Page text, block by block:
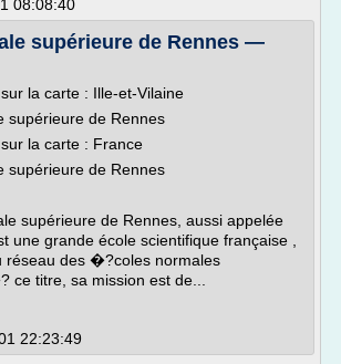
08:08:40
supérieure de Rennes —
la carte : Ille-et-Vilaine
de Rennes
la carte : France
de Rennes
supérieure de Rennes, aussi appelée
une grande école scientifique française ,
réseau des �?coles normales
ce titre, sa mission est de...
22:23:49